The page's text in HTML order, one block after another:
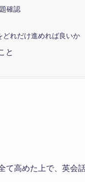
確認
れだけ進めれば良いか
と
高めた上で、英会